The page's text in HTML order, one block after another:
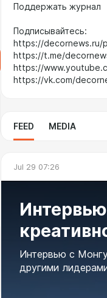
Поддержать журнал
Подписывайтесь:
https://decornews.ru/
https://t.me/
https://
https://vk.com/
FEED MEDIA
Jul 29 07:26
Интервью с
другими